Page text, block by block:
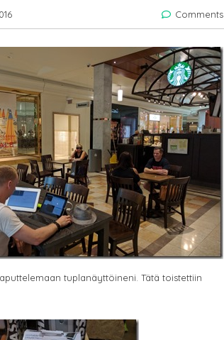
Comments
tuplanäyttöineni. Tätä toistettiin